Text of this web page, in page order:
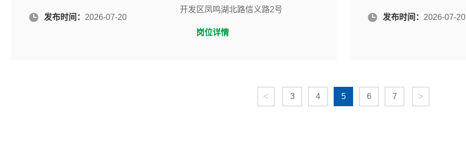
开发区凤鸣湖北路信义路2号
发布时间： 2026-07-20
岗位详情
发布时间： 2026-07-20
< 3 4 5 6 7 >